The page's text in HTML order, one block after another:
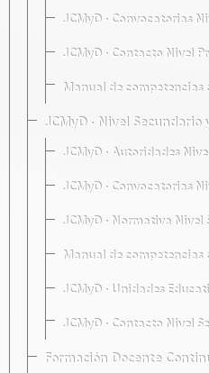
JCMyD · Convocatorias
JCMyD · Contacto Nivel
Manual de competencias
JCMyD · Nivel Secundario
JCMyD · Autoridades
JCMyD · Convocatorias
JCMyD · Normativa Nivel
Manual de competencias
JCMyD · Unidades
JCMyD · Contacto Nivel
Formación Docente